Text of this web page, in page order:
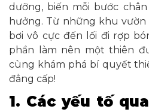
dưỡng, biến mỗi bước
hưởng. Từ những khu
bơi vô cực đến lối đi rợp
phần làm nên một thiên
cùng khám phá bí quyết
đẳng cấp!
1. Các yếu tố